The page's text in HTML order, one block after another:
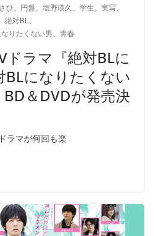
ひ 円盤 塩野瑛久 学生 実写
絶対BL
りたくない男
青春
ドラマ『絶対BLに
BLになりたくない
＆DVDが発売決
ラマが何回も楽